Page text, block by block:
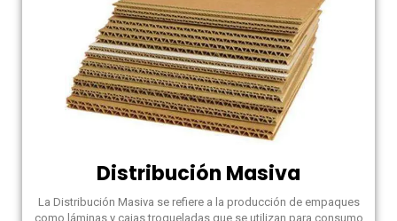
Distribución Masiva
La Distribución Masiva se refiere a la producción de empaques
como láminas y cajas troqueladas que se utilizan para consumo